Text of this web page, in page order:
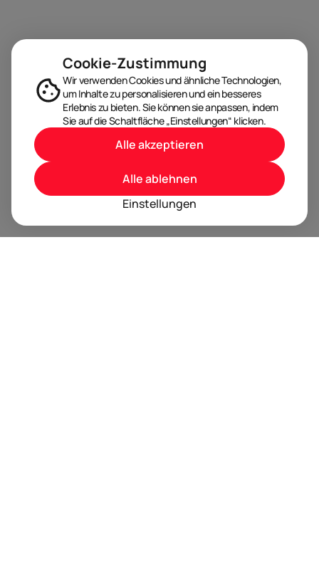
Cookie-Zustimmung
Wir verwenden Cookies und ähnliche Technologien,
um Inhalte zu personalisieren und ein besseres
Erlebnis zu bieten. Sie können sie anpassen, indem
Sie auf die Schaltfläche „Einstellungen“ klicken.
Einstellungen
Alle ablehnen
Alle akzeptieren